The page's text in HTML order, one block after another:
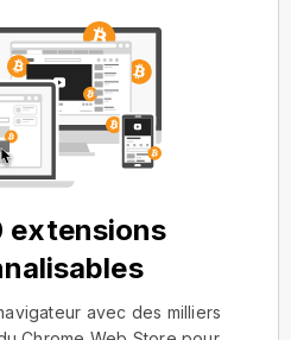
extensions
avec des milliers